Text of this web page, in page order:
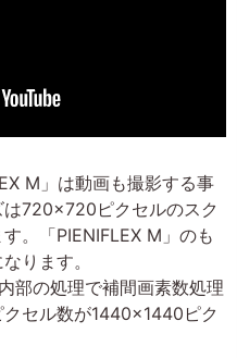
M」は動画も撮影する事
720×720ピクセルのスク
。「PIENIFLEX M」のも
ります。
部の処理で補間画素数処理
セル数が1440×1440ピク